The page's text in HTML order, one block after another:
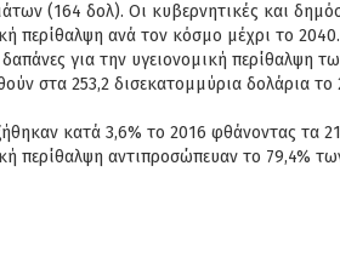
(164 δολ). Οι κυβερνητικές και
περίθαλψη ανά τον κόσμο μέχρι το 2040.
για την υγειονομική περίθαλψη
στα 253,2 δισεκατομμύρια δολάρια
κατά 3,6% το 2016 φθάνοντας τα
περίθαλψη αντιπροσώπευαν το 79,4%